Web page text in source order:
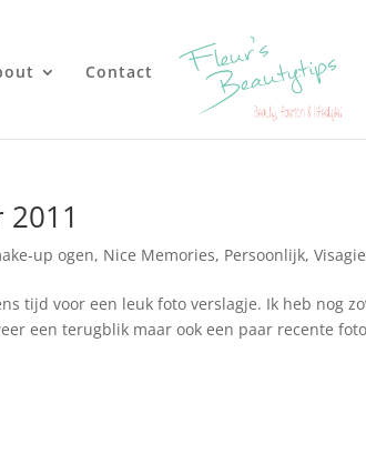
Contact
up ogen, Nice Memories, Persoonlijk,Visagie
tijd voor een leuk foto verslagje. Ik heb nog
een terugblik maar ook een paar recente